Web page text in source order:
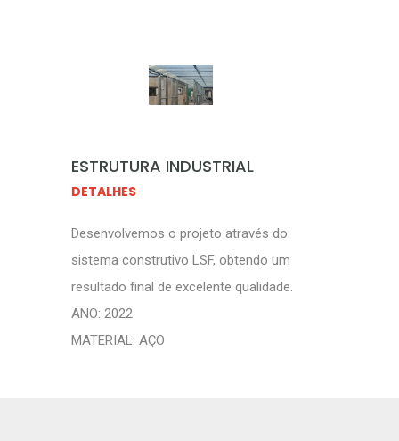
ESTRUTURA INDUSTRIAL
DETALHES
Desenvolvemos o projeto através do
sistema construtivo LSF, obtendo um
resultado final de excelente qualidade.
ANO: 2022
MATERIAL: AÇO